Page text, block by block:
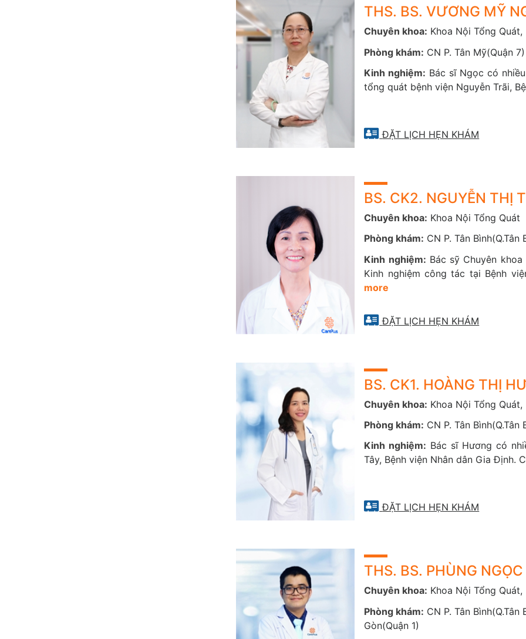
THS. BS. VƯƠNG MỸ
Chuyên khoa: Khoa Nội Tổng
Phòng khám: CN P. Tân Mỹ(Quận 7)
Kinh nghiệm: Bác sĩ Ngọc có
tổng quát bệnh viện Nguyễn Trãi,
ĐẶT LỊCH HẸN KHÁM
BS. CK2. NGUYỄN THỊ
Chuyên khoa: Khoa Nội Tổng Quát
Phòng khám: CN P. Tân Bình(Q.Tân
Kinh nghiệm: Bác sỹ Chuyên
Kinh nghiệm công tác tại Bệnh
more
ĐẶT LỊCH HẸN KHÁM
BS. CK1. HOÀNG THỊ
Chuyên khoa: Khoa Nội Tổng
Phòng khám: CN P. Tân Bình(Q.Tân
Kinh nghiệm: Bác sĩ Hương có
Tây, Bệnh viện Nhân dân Gia Định.
ĐẶT LỊCH HẸN KHÁM
THS. BS. PHÙNG
Chuyên khoa: Khoa Nội Tổng
Phòng khám: CN P. Tân
Gòn(Quận 1)